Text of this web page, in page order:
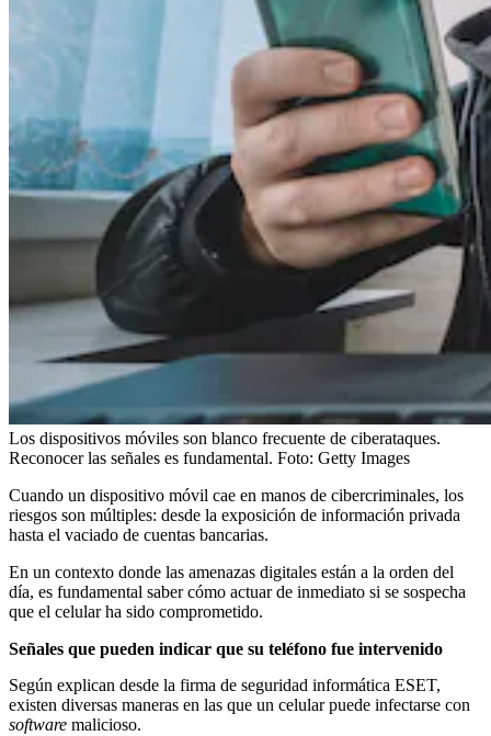
Los dispositivos móviles son blanco frecuente de ciberataques.
Reconocer las señales es fundamental. Foto: Getty Images
Cuando un dispositivo móvil cae en manos de cibercriminales, los
riesgos son múltiples: desde la exposición de información privada
hasta el vaciado de cuentas bancarias.
En un contexto donde las amenazas digitales están a la orden del
día, es fundamental saber cómo actuar de inmediato si se sospecha
que el celular ha sido comprometido.
Señales que pueden indicar que su teléfono fue intervenido
Según explican desde la firma de seguridad informática ESET,
existen diversas maneras en las que un celular puede infectarse con
software malicioso.